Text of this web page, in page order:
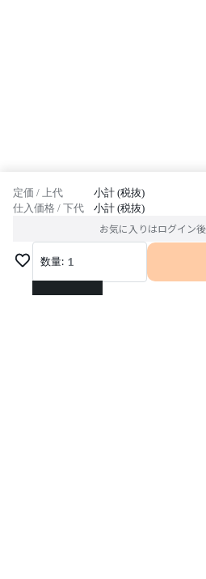
定価 / 上代 小計 (税抜)
仕入価格 / 下代 小計 (税抜)
お気に入りはログイン
数量: 1
1